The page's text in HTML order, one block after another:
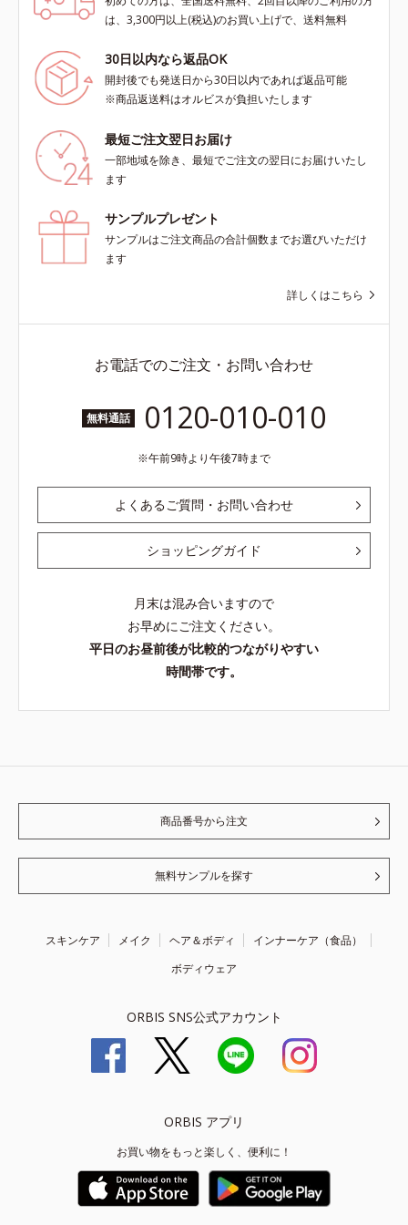
は、3,300円以上(税込)のお買い上げで、送料無料
30日以内なら返品OK
開封後でも発送日から30日以内であれば返品可能
※商品返送料はオルビスが負担いたします
最短ご注文翌日お届け
一部地域を除き、最短でご注文の翌日にお届けいたし
ます
サンプルプレゼント
サンプルはご注文商品の合計個数までお選びいただけ
ます
詳しくはこちら
お電話でのご注文・お問い合わせ
無料通話 0120-010-010
午前9時より午後7時まで
よくあるご質問・お問い合わせ
ショッピングガイド
月末は混み合いますので
お早めにご注文ください。
平日のお昼前後が比較的つながりやすい
時間帯です。
商品番号から注文
無料サンプルを探す
スキンケア メイク ヘア＆ボディ
インナーケア（食品）
ボディウェア
ORBIS SNS公式アカウント
ORBIS アプリ
お買い物をもっと楽しく、便利に！